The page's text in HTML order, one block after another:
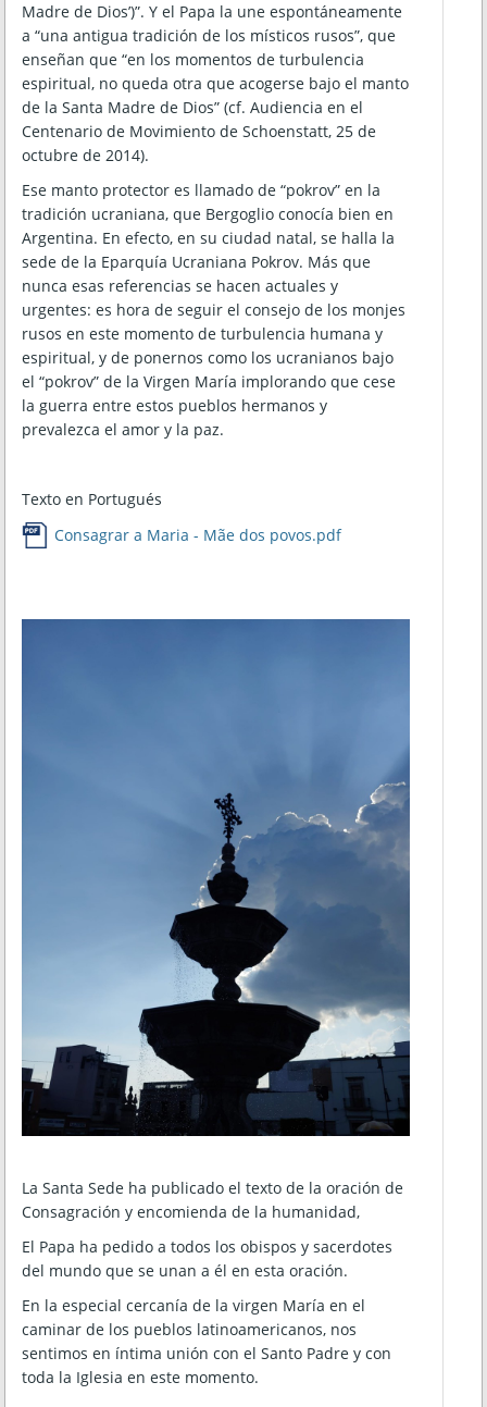
Madre de Dios’)”. Y el Papa la une espontáneamente
a “una antigua tradición de los místicos rusos”, que
enseñan que “en los momentos de turbulencia
espiritual, no queda otra que acogerse bajo el manto
de la Santa Madre de Dios” (cf. Audiencia en el
Centenario de Movimiento de Schoenstatt, 25 de
octubre de 2014).
Ese manto protector es llamado de “pokrov” en la
tradición ucraniana, que Bergoglio conocía bien en
Argentina. En efecto, en su ciudad natal, se halla la
sede de la Eparquía Ucraniana Pokrov. Más que
nunca esas referencias se hacen actuales y
urgentes: es hora de seguir el consejo de los monjes
rusos en este momento de turbulencia humana y
espiritual, y de ponernos como los ucranianos bajo
el “pokrov” de la Virgen María implorando que cese
la guerra entre estos pueblos hermanos y
prevalezca el amor y la paz.
Texto en Portugués
Consagrar a Maria - Mãe dos povos.pdf
La Santa Sede ha publicado el texto de la oración de
Consagración y encomienda de la humanidad,
El Papa ha pedido a todos los obispos y sacerdotes
del mundo que se unan a él en esta oración.
En la especial cercanía de la virgen María en el
caminar de los pueblos latinoamericanos, nos
sentimos en íntima unión con el Santo Padre y con
toda la Iglesia en este momento.